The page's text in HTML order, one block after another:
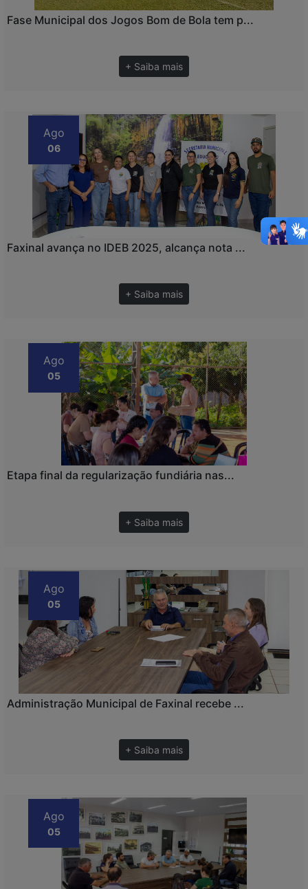
Fase Municipal dos Jogos Bom de Bola tem p...
+ Saiba mais
Ago
06
Faxinal avança no IDEB 2025, alcança nota ...
+ Saiba mais
Ago
05
Etapa final da regularização fundiária nas...
+ Saiba mais
Ago
05
Administração Municipal de Faxinal recebe ...
+ Saiba mais
Ago
05